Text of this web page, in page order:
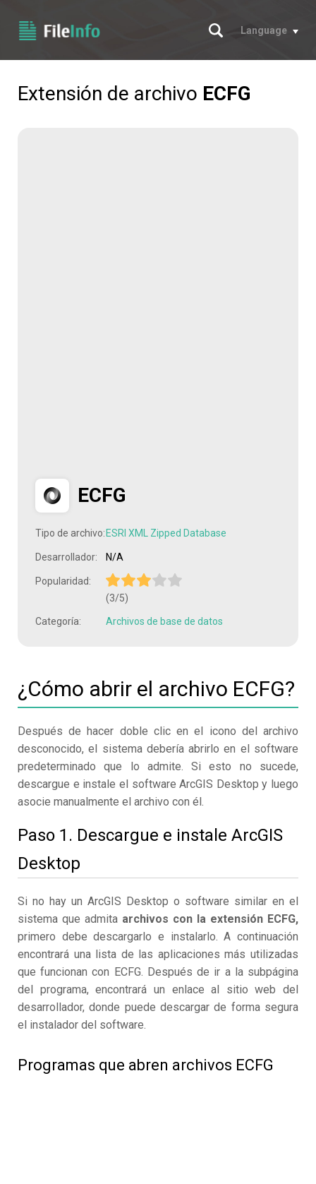
Buscar
Language
Extensión de archivo ECFG
ECFG
Tipo de archivo: ESRI XML Zipped Database
Desarrollador: N/A
Popularidad:
(3/5)
Categoría: Archivos de base de datos
¿Cómo abrir el archivo ECFG?
Después de hacer doble clic en el icono del archivo
desconocido, el sistema debería abrirlo en el software
predeterminado que lo admite. Si esto no sucede,
descargue e instale el software ArcGIS Desktop y luego
asocie manualmente el archivo con él.
Paso 1. Descargue e instale ArcGIS
Desktop
Si no hay un ArcGIS Desktop o software similar en el
sistema que admita archivos con la extensión ECFG,
primero debe descargarlo e instalarlo. A continuación
encontrará una lista de las aplicaciones más utilizadas
que funcionan con ECFG. Después de ir a la subpágina
del programa, encontrará un enlace al sitio web del
desarrollador, donde puede descargar de forma segura
el instalador del software.
Programas que abren archivos ECFG